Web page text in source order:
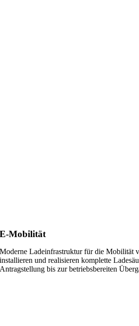
E-Mobilität
Moderne Ladeinfrastruktur für die Mobilität
installieren und realisieren komplette
Antragstellung bis zur betriebsbereiten